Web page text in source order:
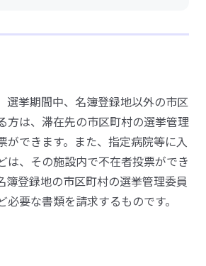
選挙期間中、名簿登録地以外の市区
方は、滞在先の市区町村の選挙管理
ができます。また、指定病院等に入
は、その施設内で不在者投票ができ
簿登録地の市区町村の選挙管理委員
要な書類を請求するものです。